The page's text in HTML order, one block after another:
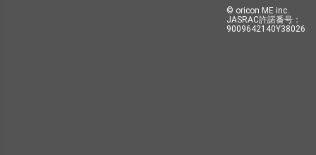
© oricon ME inc.
JASRAC許諾番号：
9009642140Y38026